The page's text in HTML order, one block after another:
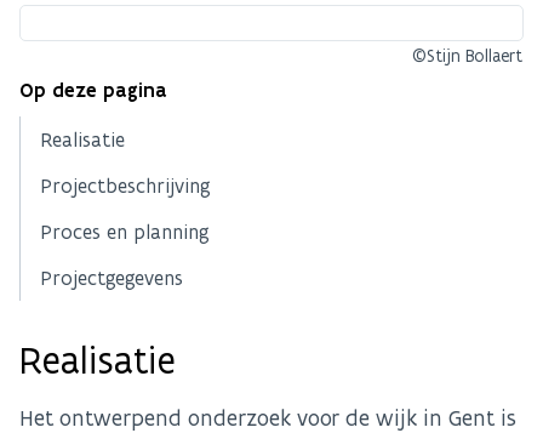
©Stijn Bollaert
Op deze pagina
Realisatie
Projectbeschrijving
Proces en planning
Projectgegevens
Realisatie
Het ontwerpend onderzoek voor de wijk in Gent is